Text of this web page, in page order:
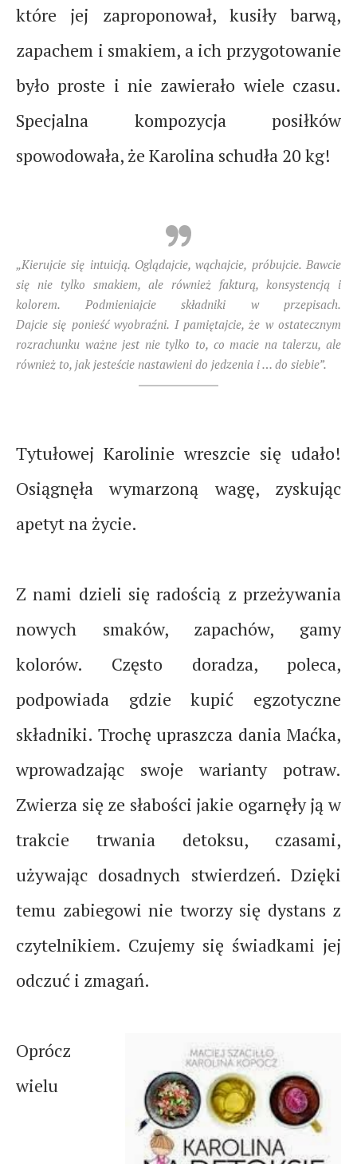
które jej zaproponował, kusiły barwą,
zapachem i smakiem, a ich przygotowanie
było proste i nie zawierało wiele czasu.
Specjalna kompozycja posiłków
spowodowała, że Karolina schudła 20 kg!
„Kierujcie się intuicją. Oglądajcie, wąchajcie, próbujcie. Bawcie
się nie tylko smakiem, ale również fakturą, konsystencją i
kolorem. Podmieniajcie składniki w przepisach.
Dajcie się ponieść wyobraźni. I pamiętajcie, że w ostatecznym
rozrachunku ważne jest nie tylko to, co macie na talerzu, ale
również to, jak jesteście nastawieni do jedzenia i … do siebie”.
Tytułowej Karolinie wreszcie się udało!
Osiągnęła wymarzoną wagę, zyskując
apetyt na życie.
Z nami dzieli się radością z przeżywania
nowych smaków, zapachów, gamy
kolorów. Często doradza, poleca,
podpowiada gdzie kupić egzotyczne
składniki. Trochę upraszcza dania Maćka,
wprowadzając swoje warianty potraw.
Zwierza się ze słabości jakie ogarnęły ją w
trakcie trwania detoksu, czasami,
używając dosadnych stwierdzeń. Dzięki
temu zabiegowi nie tworzy się dystans z
czytelnikiem. Czujemy się świadkami jej
odczuć i zmagań.
Oprócz
wielu